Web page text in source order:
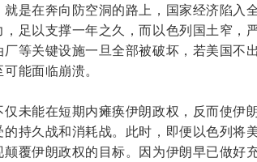
就是在奔向防空洞的路上，国家经济陷入
，足以支撑一年之久，而以色列国土窄，
厂等关键设施一旦全部被破坏，若美国不
能面临崩溃。
仅未能在短期内瘫痪伊朗政权，反而使伊
的持久战和消耗战。此时，即便以色列将
颠覆伊朗政权的目标。因为伊朗早已做好